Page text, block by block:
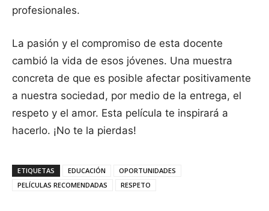
profesionales.
La pasión y el compromiso de esta docente
cambió la vida de esos jóvenes. Una muestra
concreta de que es posible afectar positivamente
a nuestra sociedad, por medio de la entrega, el
respeto y el amor. Esta película te inspirará a
hacerlo. ¡No te la pierdas!
ETIQUETAS EDUCACIÓN
OPORTUNIDADES
PELÍCULAS RECOMENDADAS
RESPETO